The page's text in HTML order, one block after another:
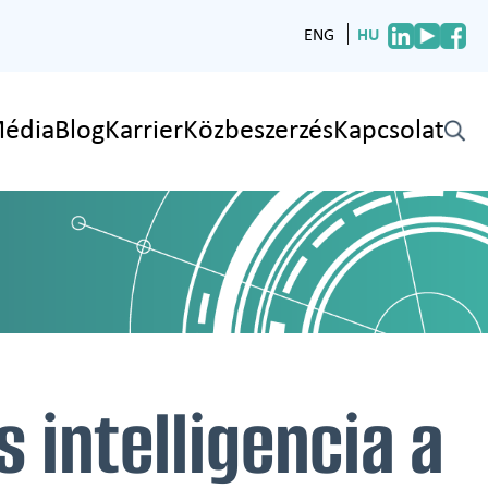
ENG HU
BlogKarrierKözbeszerzésKapcsolat
intelligencia a